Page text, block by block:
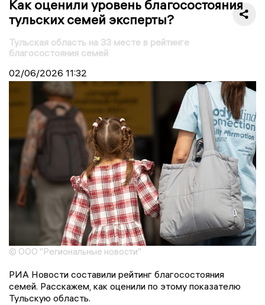
Как оценили уровень благосостояния
тульских семей эксперты?
Тульская область на 33 месте в рейтинге
благосостояния семей
02/06/2026 11:32
© ООО "Региональные новости"
РИА Новости составили рейтинг благосостояния
семей. Расскажем, как оценили по этому показателю
Тульскую область.